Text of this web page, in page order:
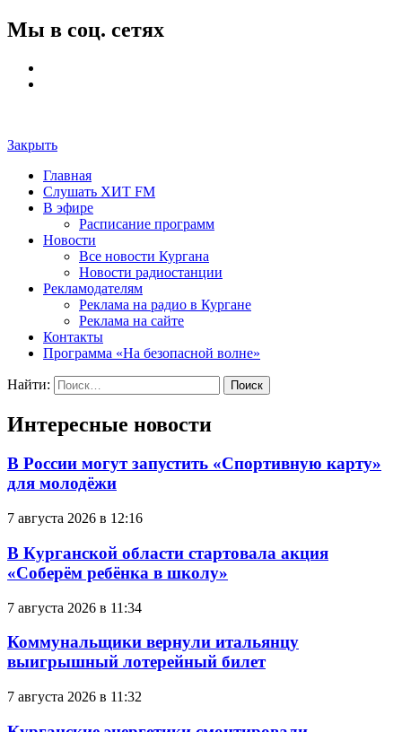
Мы в соц. сетях
Закрыть
Главная
Слушать ХИТ FM
В эфире
Расписание программ
Новости
Все новости Кургана
Новости радиостанции
Рекламодателям
Реклама на радио в Кургане
Реклама на сайте
Контакты
Программа «На безопасной волне»
Найти:
Интересные новости
В России могут запустить «Спортивную карту»
для молодёжи
7 августа 2026 в 12:16
В Курганской области стартовала акция
«Соберём ребёнка в школу»
7 августа 2026 в 11:34
Коммунальщики вернули итальянцу
выигрышный лотерейный билет
7 августа 2026 в 11:32